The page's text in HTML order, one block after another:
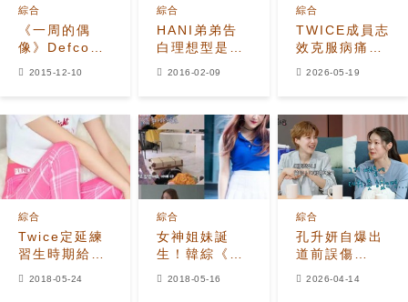
《一周的偶
像》Defconn
綜合
2015-12-10
HANI弟弟告
白理想型是全
綜合
2016-02-09
TWICE成員志
效克服病痛與
綜合
2026-05-19
Twice定延練
習生時期給媽
綜合
2018-05-24
女神姐妹誕
生！韓綜《秘
綜合
2018-05-16
孔升妍自爆出
道前誤傷
綜合
2026-04-14